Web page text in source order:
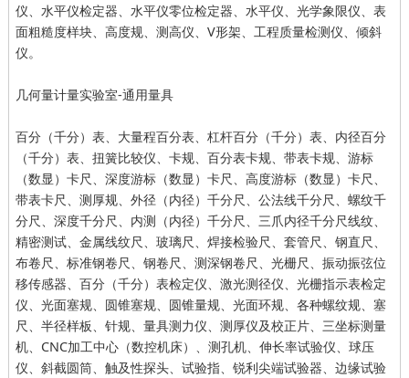
仪、水平仪检定器、水平仪零位检定器、水平仪、光学象限仪、表
面粗糙度样块、高度规、测高仪、V形架、工程质量检测仪、倾斜
仪。
几何量计量实验室-通用量具
百分（千分）表、大量程百分表、杠杆百分（千分）表、内径百分
（千分）表、扭簧比较仪、卡规、百分表卡规、带表卡规、游标
（数显）卡尺、深度游标（数显）卡尺、高度游标（数显）卡尺、
带表卡尺、测厚规、外径（内径）千分尺、公法线千分尺、螺纹千
分尺、深度千分尺、内测（内径）千分尺、三爪内径千分尺线纹、
精密测试、金属线纹尺、玻璃尺、焊接检验尺、套管尺、钢直尺、
布卷尺、标准钢卷尺、钢卷尺、测深钢卷尺、光栅尺、振动振弦位
移传感器、百分（千分）表检定仪、激光测径仪、光栅指示表检定
仪、光面塞规、圆锥塞规、圆锥量规、光面环规、各种螺纹规、塞
尺、半径样板、针规、量具测力仪、测厚仪及校正片、三坐标测量
机、CNC加工中心（数控机床）、测孔机、伸长率试验仪、球压
仪、斜截圆筒、触及性探头、试验指、锐利尖端试验器、边缘试验